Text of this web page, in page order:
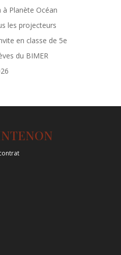
à Planète Océan
les projecteurs
en classe de 5e
du BIMER